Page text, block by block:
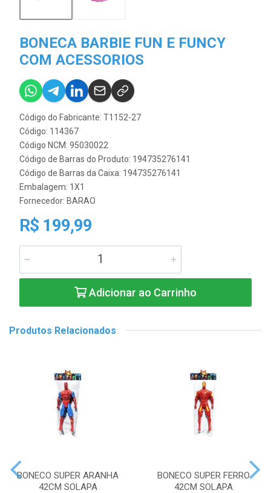
BONECA BARBIE FUN E FUNCY
COM ACESSORIOS
Código do Fabricante: T1152-27
Código: 114367
Código NCM: 95030022
Código de Barras do Produto: 194735276141
Código de Barras da Caixa: 194735276141
Embalagem: 1X1
Fornecedor: BARAO
R$ 199,99
Adicionar ao Carrinho
Produtos Relacionados
BONECO SUPER ARANHA
42CM SOLAPA
BONECO SUPER FERRO
42CM SOLAPA